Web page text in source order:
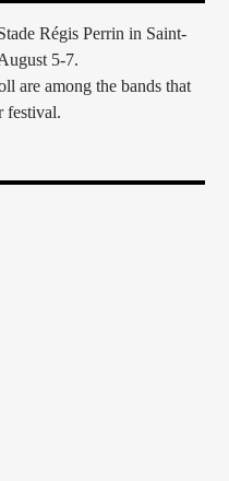
Régis Perrin in Saint-
5-7.
are among the bands that
festival.